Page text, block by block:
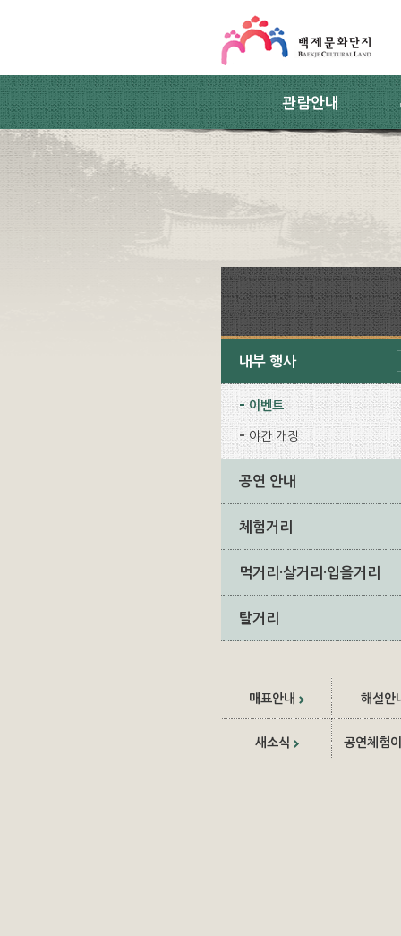
관람안내
내부 행사
이벤트
야간 개장
공연 안내
체험거리
먹거리·살거리·입을거리
탈거리
매표안내 해설안
새소식 공연체험